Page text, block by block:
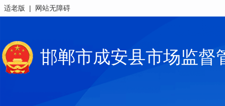
适老版 | 网站无障碍
邯郸市成安县市场监督